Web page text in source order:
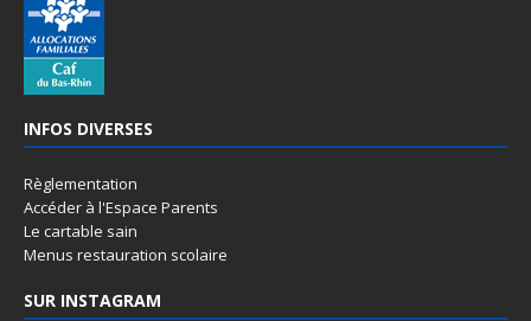
INFOS DIVERSES
Règlementation
Accéder à l'Espace Parents
Le cartable sain
Menus restauration scolaire
SUR INSTAGRAM